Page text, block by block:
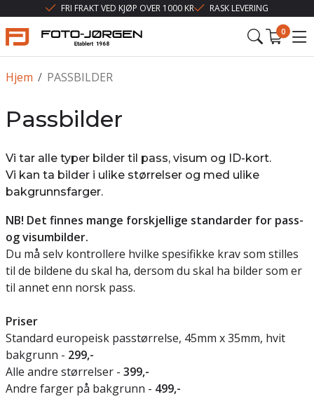
FRI FRAKT VED KJØP OVER 1000 KR RASK LEVERING
0
/
Hjem PASSBILDER
Passbilder
Vi tar alle typer bilder til pass, visum og ID-kort.
Vi kan ta bilder i ulike størrelser og med ulike
bakgrunnsfarger.
NB! Det finnes mange forskjellige standarder for pass-
og visumbilder.
Du må selv kontrollere hvilke spesifikke krav som stilles
til de bildene du skal ha, dersom du skal ha bilder som er
til annet enn norsk pass.
Priser
Standard europeisk passtørrelse, 45mm x 35mm, hvit
bakgrunn - 299,-
Alle andre størrelser - 399,-
Andre farger på bakgrunn - 499,-